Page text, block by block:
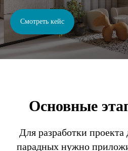
Смотреть кейс
Основные
Для разработки проекта
парадных нужно